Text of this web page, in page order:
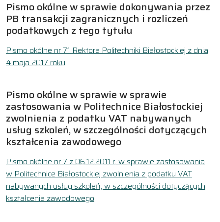
Pismo okólne w sprawie dokonywania przez
PB transakcji zagranicznych i rozliczeń
podatkowych z tego tytułu
Pismo okólne nr 71 Rektora Politechniki Białostockiej z dnia
4 maja 2017 roku
Pismo okólne w sprawie w sprawie
zastosowania w Politechnice Białostockiej
zwolnienia z podatku VAT nabywanych
usług szkoleń, w szczególności dotyczących
kształcenia zawodowego
Pismo okólne nr 7 z 06.12.2011 r. w sprawie zastosowania
w Politechnice Białostockiej zwolnienia z podatku VAT
nabywanych usług szkoleń, w szczególności dotyczących
kształcenia zawodowego